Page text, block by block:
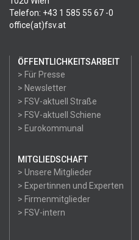
Telefon: +43 1 585 55 67 -0
office(at)fsv.at
ÖFFENTLICHKEITSARBEIT
> Für Presse
> Newsletter
> FSV-aktuell Straße
> FSV-aktuell Schiene
> Eurokommunal
MITGLIEDSCHAFT
> Unsere Mitglieder
> Expertinnen und Experten
> Firmenmitglieder
> FSV-intern